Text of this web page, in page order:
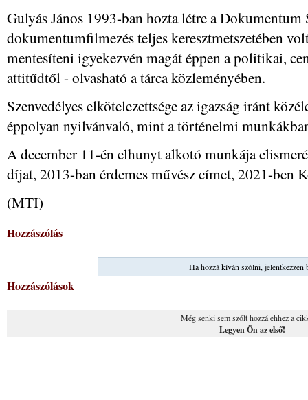
Gulyás János 1993-ban hozta létre a
dokumentumfilmezés teljes keresztmetszetében
mentesíteni igyekezvén magát éppen a politikai,
attitűdtől - olvasható a tárca közleményében.
Szenvedélyes elkötelezettsége az igazság iránt
éppolyan nyilvánvaló, mint a történelmi
A december 11-én elhunyt alkotó munkája
díjat, 2013-ban érdemes művész címet, 2021-ben
(MTI)
Hozzászólás
Ha hozzá kíván szólni, jelentkezzen
Hozzászólások
Még senki sem szólt hozzá ehhez a
Legyen Ön az első!